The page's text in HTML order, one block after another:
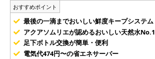
おすすめポイント
最後の一滴までおいしい鮮度キープシステム
アクアソムリエが認めるおいしい天然水No.1
足下ボトル交換が簡単・便利
電気代474円〜の省エネサーバー